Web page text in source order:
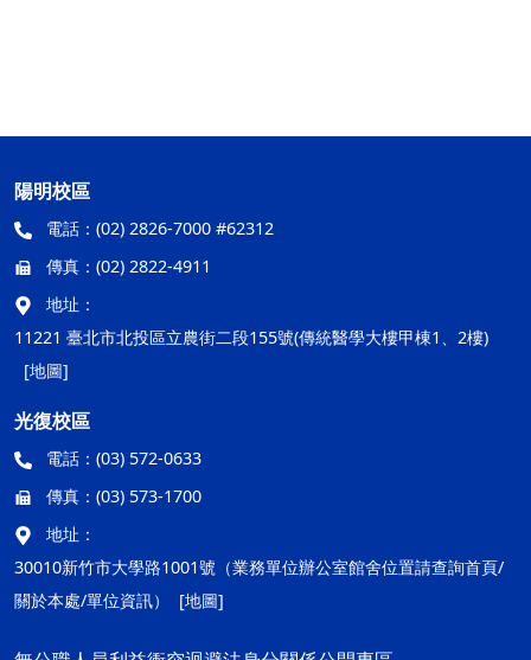
陽明校區
電話： (02) 2826-7000 #62312
傳真： (02) 2822-4911
地址：
11221 臺北市北投區立農街二段155號(傳統醫學大樓甲棟1、2樓)
[地圖]
光復校區
電話： (03) 572-0633
傳真： (03) 573-1700
地址：
30010新竹市大學路1001號（業務單位辦公室館舍位置請查詢首頁/
關於本處/單位資訊）
[地圖]